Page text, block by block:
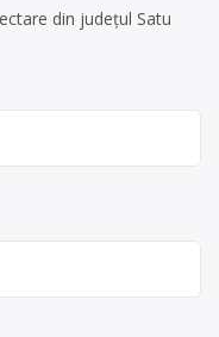
din județul Satu